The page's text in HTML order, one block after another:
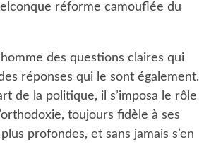
réforme camouflée du
des questions claires qui
réponses qui le sont également.
de la politique, il s’imposa le rôle
toujours fidèle à ses
profondes, et sans jamais s’en